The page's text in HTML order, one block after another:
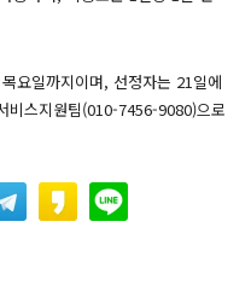
요일까지이며, 선정자는 21일에
비스지원팀(010-7456-9080)으로